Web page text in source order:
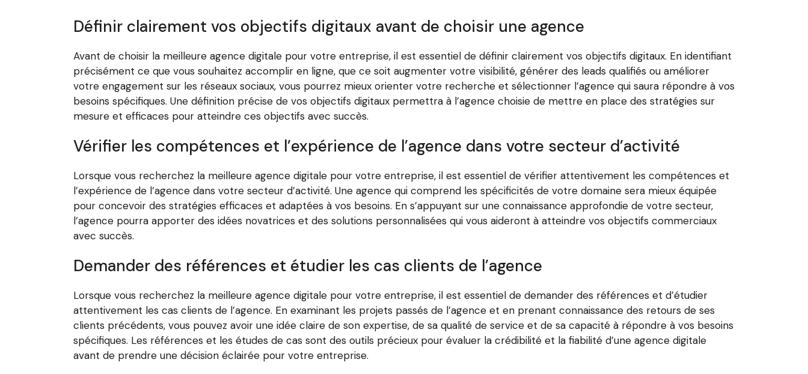
Définir clairement vos objectifs digitaux avant de choisir une agence
Avant de choisir la meilleure agence digitale pour votre entreprise, il est essentiel de définir clairement vos objectifs digitaux. En identifiant
précisément ce que vous souhaitez accomplir en ligne, que ce soit augmenter votre visibilité, générer des leads qualifiés ou améliorer
votre engagement sur les réseaux sociaux, vous pourrez mieux orienter votre recherche et sélectionner l’agence qui saura répondre à vos
besoins spécifiques. Une définition précise de vos objectifs digitaux permettra à l’agence choisie de mettre en place des stratégies sur
mesure et efficaces pour atteindre ces objectifs avec succès.
Vérifier les compétences et l’expérience de l’agence dans votre secteur d’activité
Lorsque vous recherchez la meilleure agence digitale pour votre entreprise, il est essentiel de vérifier attentivement les compétences et
l’expérience de l’agence dans votre secteur d’activité. Une agence qui comprend les spécificités de votre domaine sera mieux équipée
pour concevoir des stratégies efficaces et adaptées à vos besoins. En s’appuyant sur une connaissance approfondie de votre secteur,
l’agence pourra apporter des idées novatrices et des solutions personnalisées qui vous aideront à atteindre vos objectifs commerciaux
avec succès.
Demander des références et étudier les cas clients de l’agence
Lorsque vous recherchez la meilleure agence digitale pour votre entreprise, il est essentiel de demander des références et d’étudier
attentivement les cas clients de l’agence. En examinant les projets passés de l’agence et en prenant connaissance des retours de ses
clients précédents, vous pouvez avoir une idée claire de son expertise, de sa qualité de service et de sa capacité à répondre à vos besoins
spécifiques. Les références et les études de cas sont des outils précieux pour évaluer la crédibilité et la fiabilité d’une agence digitale
avant de prendre une décision éclairée pour votre entreprise.